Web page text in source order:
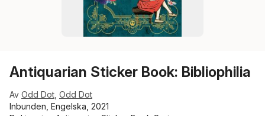
Antiquarian Sticker Book: Bibliophilia
Av Odd Dot Odd Dot
Inbunden, Engelska, 2021